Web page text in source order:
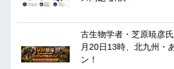
古生物学者・芝原暁彦
月20日13時、北九州・
ン！